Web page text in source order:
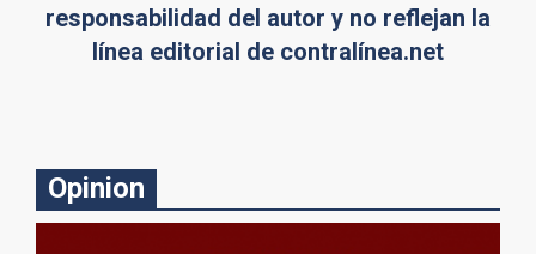
responsabilidad del autor y no reflejan la
línea editorial de contralínea.net
Opinion